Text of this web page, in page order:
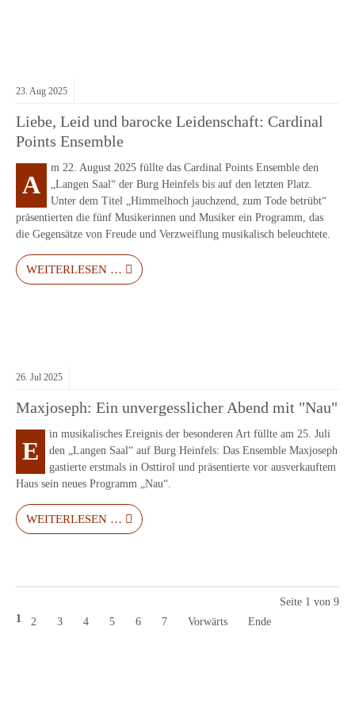
23. Aug 2025
Liebe, Leid und barocke Leidenschaft: Cardinal
Points Ensemble
A
m 22. August 2025 füllte das Cardinal Points Ensemble den
„Langen Saal“ der Burg Heinfels bis auf den letzten Platz.
Unter dem Titel „Himmelhoch jauchzend, zum Tode betrübt“
präsentierten die fünf Musikerinnen und Musiker ein Programm, das
die Gegensätze von Freude und Verzweiflung musikalisch beleuchtete.
WEITERLESEN …
26. Jul 2025
Maxjoseph: Ein unvergesslicher Abend mit "Nau"
E
in musikalisches Ereignis der besonderen Art füllte am 25. Juli
den „Langen Saal“ auf Burg Heinfels: Das Ensemble Maxjoseph
gastierte erstmals in Osttirol und präsentierte vor ausverkauftem
Haus sein neues Programm „Nau“.
WEITERLESEN …
Seite 1 von 9
1
2 3 4 5 6 7 Vorwärts Ende